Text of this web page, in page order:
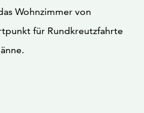
Wohnzimmer von
für Rundkreutzfahrte